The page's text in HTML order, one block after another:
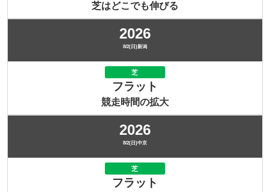
芝はどこでも伸びる
2026
8/2(日)新潟
芝
フラット
競走時間の拡大
2026
8/2(日)中京
芝
フラット